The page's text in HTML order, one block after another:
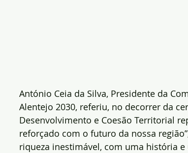
António Ceia da Silva, Presidente da
Alentejo 2030, referiu, no decorrer da
Desenvolvimento e Coesão Territorial
reforçado com o futuro da nossa
riqueza inestimável, com uma história